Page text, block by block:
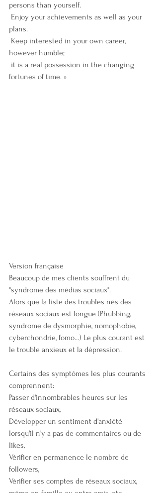
persons than yourself.
plans.
however humble;
fortunes of time. »
Version française
Beaucoup de mes clients souffrent du
"syndrome des médias sociaux".
Alors que la liste des troubles nés des
réseaux sociaux est longue (Phubbing,
syndrome de dysmorphie, nomophobie,
cyberchondrie, fomo…) Le plus courant est
le trouble anxieux et la dépression.
Certains des symptômes les plus courants
comprennent:
Passer d'innombrables heures sur les
réseaux sociaux,
Développer un sentiment d'anxiété
lorsqu'il n'y a pas de commentaires ou de
likes,
Vérifier en permanence le nombre de
followers,
Vérifier ses comptes de réseaux sociaux,